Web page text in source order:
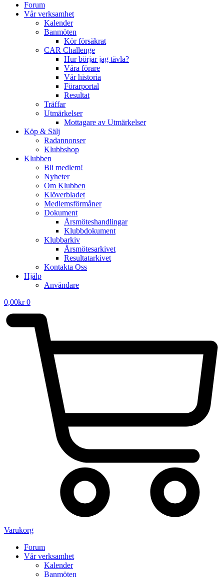
Forum
Vår verksamhet
Kalender
Banmöten
Kör försäkrat
CAR Challenge
Hur börjar jag tävla?
Våra förare
Vår historia
Förarportal
Resultat
Träffar
Utmärkelser
Mottagare av Utmärkelser
Köp & Sälj
Radannonser
Klubbshop
Klubben
Bli medlem!
Nyheter
Om Klubben
Klöverbladet
Medlemsförmåner
Dokument
Årsmöteshandlingar
Klubbdokument
Klubbarkiv
Årsmötesarkivet
Resultatarkivet
Kontakta Oss
Hjälp
Användare
0,00kr 0
Varukorg
Forum
Vår verksamhet
Kalender
Banmöten